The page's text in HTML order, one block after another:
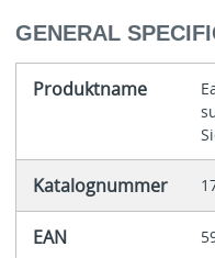
GENERAL
Produktname
Katalognummer
EAN